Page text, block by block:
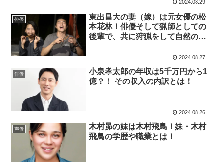
2024.08.29
俳優
東出昌大の妻（嫁）は元女優の松
本花林！俳優そして猟師としての
後輩で、共に狩猟をして自然の中
2024.08.27
俳優
小泉孝太郎の年収は5千万円から1
億？！ その収入の内訳とは！
2024.08.26
声優
木村昴の妹は木村飛鳥！妹・木村
飛鳥の学歴や職業とは！